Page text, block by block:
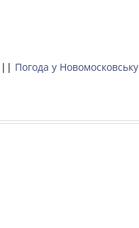
|| Погода у Новомосковську